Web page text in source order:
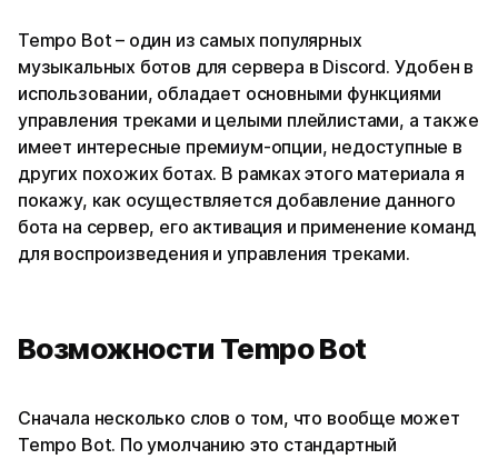
Tempo Bot – один из самых популярных
музыкальных ботов для сервера в Discord. Удобен в
использовании, обладает основными функциями
управления треками и целыми плейлистами, а также
имеет интересные премиум-опции, недоступные в
других похожих ботах. В рамках этого материала я
покажу, как осуществляется добавление данного
бота на сервер, его активация и применение команд
для воспроизведения и управления треками.
Возможности Tempo Bot
Сначала несколько слов о том, что вообще может
Tempo Bot. По умолчанию это стандартный